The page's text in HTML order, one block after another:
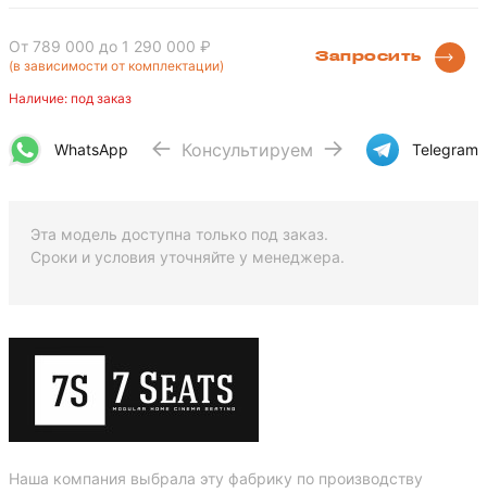
От 789 000 до 1 290 000 ₽
(в зависимости от комплектации)
Наличие: под заказ
Запросить
WhatsApp Консультируем Telegram
Эта модель доступна только под заказ.
Сроки и условия уточняйте у менеджера.
Наша компания выбрала эту фабрику по производству